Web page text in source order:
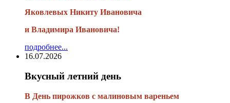
Яковлевых Никиту Ивановича
и Владимира Ивановича!
подробнее...
16.07.2026
Вкусный летний день
В День пирожков с малиновым вареньем